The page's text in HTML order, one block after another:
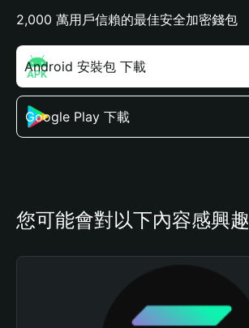
2,000 萬用戶信賴的最佳安全加密錢包
Android 安裝包 下載
Google Play 下載
您可能會對以下內容感興趣